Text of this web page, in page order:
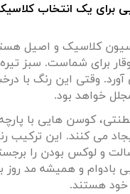
کلاسیک و اصیل
برای شماست. سبز
آورد. وقتی این رنگ
خواهد بود.
کوسن هایی با
می کنند. این
و لوکس بودن را
بادوام و همیشه مد
خود هستند.